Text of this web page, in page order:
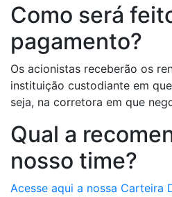
Como será
pagamento?
Os acionistas receberão os
instituição custodiante em
seja, na corretora em que
Qual a
nosso time?
Acesse aqui a nossa Carteira